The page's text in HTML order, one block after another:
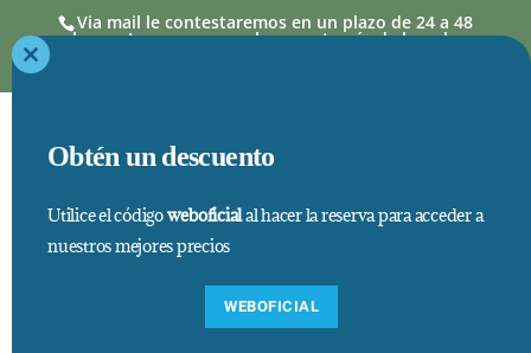
Via mail le contestaremos en un plazo de 24 a 48
horas. Las reservas se hacen a través de la web,
Close
Obtén un descuento
Utilice el códigoweboficialal hacer la reserva para acceder a
nuestros mejores precios
WEBOFICIAL